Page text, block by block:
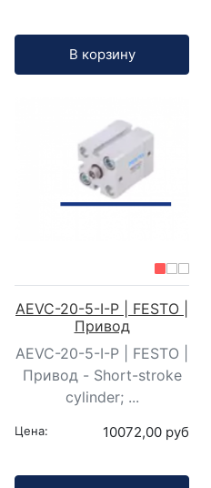
В корзину
AEVC-20-5-I-P | FESTO |
Привод
AEVC-20-5-I-P | FESTO |
Привод - Short-stroke
cylinder; ...
Цена: 10072,00 руб